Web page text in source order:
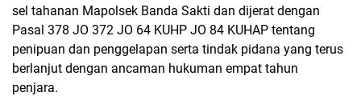
sel tahanan Mapolsek Banda Sakti dan dijerat dengan
Pasal 378 JO 372 JO 64 KUHP JO 84 KUHAP tentang
penipuan dan penggelapan serta tindak pidana yang terus
berlanjut dengan ancaman hukuman empat tahun
penjara.